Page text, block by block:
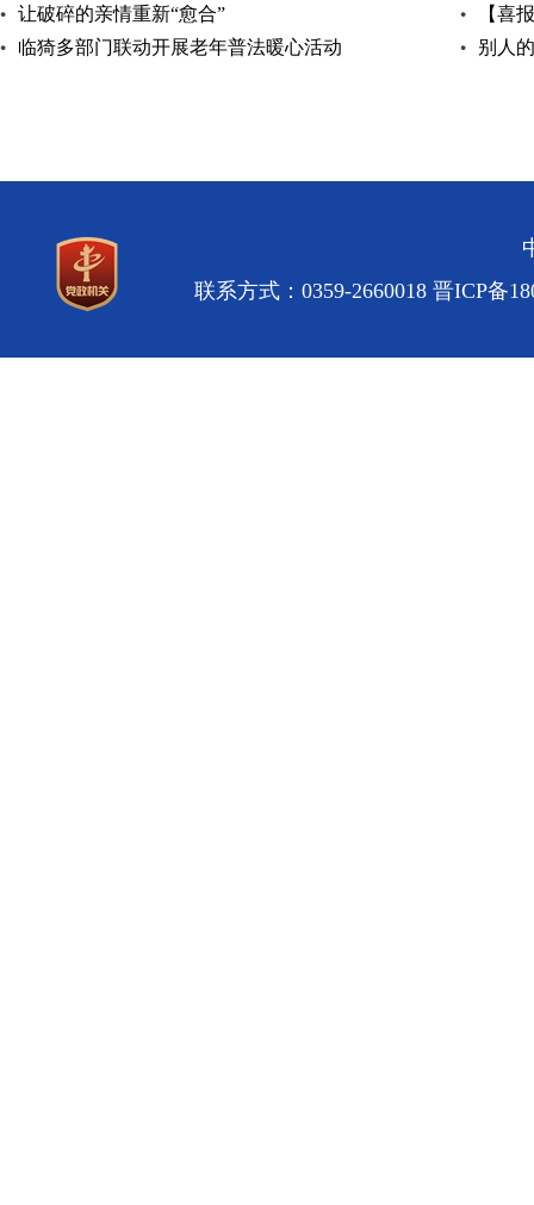
护网让破碎的亲情重新“愈合”
【喜
奖
临猗多部门联动开展老年普法暖心活动
别人
联系方式：0359-2660018 晋ICP备